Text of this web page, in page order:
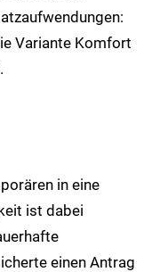
Variante Komfort
in eine
ist dabei
einen Antrag